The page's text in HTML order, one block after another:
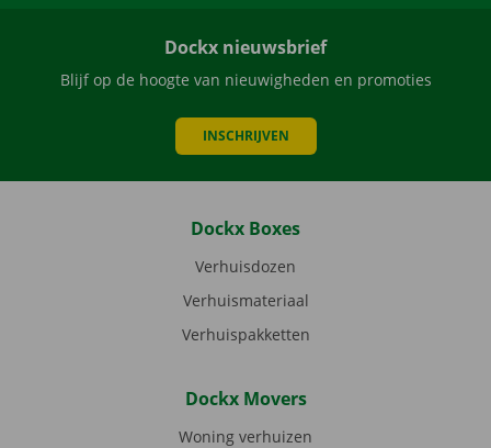
Dockx nieuwsbrief
Blijf op de hoogte van nieuwigheden en promoties
INSCHRIJVEN
Dockx Boxes
Verhuisdozen
Verhuismateriaal
Verhuispakketten
Dockx Movers
Woning verhuizen